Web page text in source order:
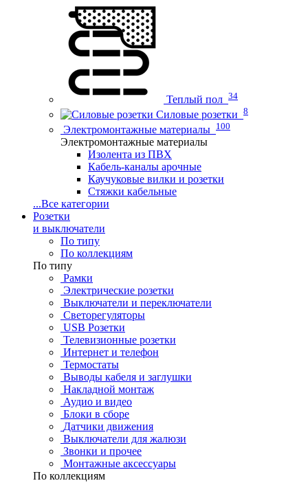
Теплый пол 34
Силовые розетки 8
Электромонтажные материалы 100
Электромонтажные материалы
Изолента из ПВХ
Кабель-каналы арочные
Каучуковые вилки и розетки
Стяжки кабельные
...Все категории
Розетки
и выключатели
По типу
По коллекциям
По типу
Рамки
Электрические розетки
Выключатели и переключатели
Светорегуляторы
USB Розетки
Телевизионные розетки
Интернет и телефон
Термостаты
Выводы кабеля и заглушки
Накладной монтаж
Аудио и видео
Блоки в сборе
Датчики движения
Выключатели для жалюзи
Звонки и прочее
Монтажные аксессуары
По коллекциям